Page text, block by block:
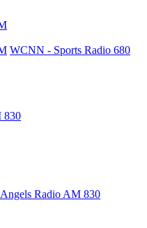
WCNN - Sports Radio 680
830
Radio AM 830